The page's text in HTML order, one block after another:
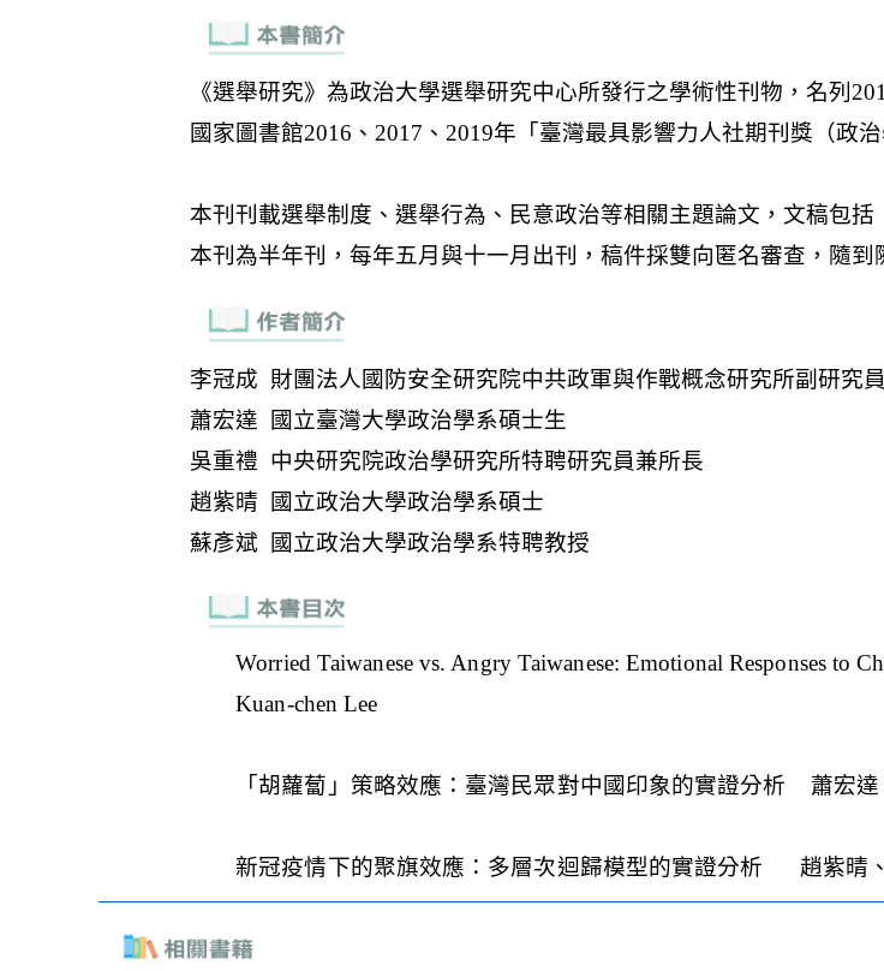
Worried Taiwanese vs. Angry Taiwanese: Emotional Responses to
Kuan-chen Lee
「胡蘿蔔」策略效應：臺灣民眾對中國印象的實證分析 蕭宏
新冠疫情下的聚旗效應：多層次迴歸模型的實證分析 趙紫晴